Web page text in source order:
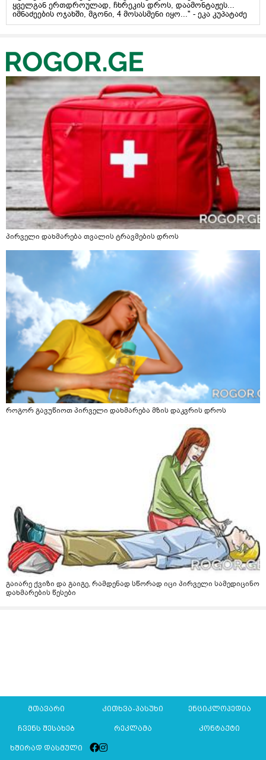
ყველგან ერთდროულად, ჩხრეკის დროს, დაამონტაჟეს...
იმნაძეების ოჯახში, მგონი, 4 მოსასმენი იყო..." - ეკა კუპატაძე
პირველი დახმარება თვალის ტრავმების დროს
როგორ გავუწიოთ პირველი დახმარება მზის დაკვრის დროს
გაიარე ქვიზი და გაიგე, რამდენად სწორად იცი პირველი სამედიცინო
დახმარების წესები
მთავარი კითხვა-პასუხი ენციკლოპედია
ჩვენს შესახებ რეკლამა კონტაქტი
ხშირად დასმული